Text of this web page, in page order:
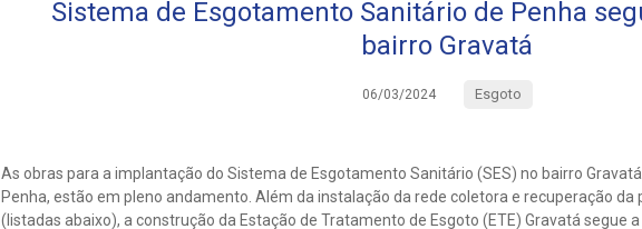
Sistema de Esgotamento Sanitário de Penha
bairro Gravatá
06/03/2024 Esgoto
As obras para a implantação do Sistema de Esgotamento Sanitário (SES) no bairro
Penha, estão em pleno andamento. Além da instalação da rede coletora e recuperação
(listadas abaixo), a construção da Estação de Tratamento de Esgoto (ETE) Gravatá segue